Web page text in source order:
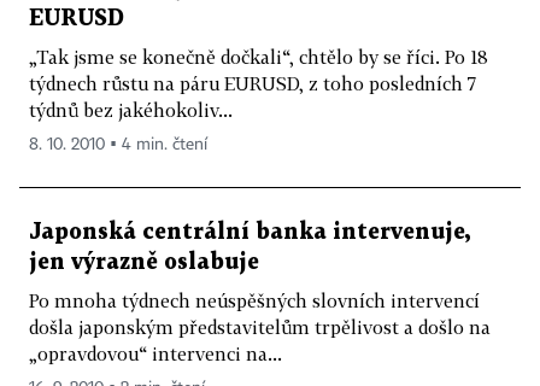
EURUSD
„Tak jsme se konečně dočkali“, chtělo by se říci. Po 18
týdnech růstu na páru EURUSD, z toho posledních 7
týdnů bez jakéhokoliv...
8. 10. 2010 ▪ 4 min. čtení
Japonská centrální banka intervenuje,
jen výrazně oslabuje
Po mnoha týdnech neúspěšných slovních intervencí
došla japonským představitelům trpělivost a došlo na
„opravdovou“ intervenci na...